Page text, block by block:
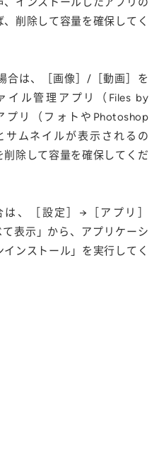
削除して容量を確保してく
合は、［画像］/［動画］を
イル管理アプリ（Files by
プリ（フォトやPhotoshop
サムネイルが表示されるの
除して容量を確保してくだ
、［設定］→［アプリ］
表示」から、アプリケーシ
ンストール」を実行してく